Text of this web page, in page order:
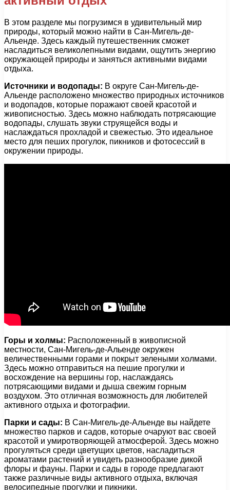
В этом разделе мы погрузимся в удивительный мир
природы, который можно найти в Сан-Мигель-де-
Альенде. Здесь каждый путешественник сможет
насладиться великолепными видами, ощутить энергию
окружающей природы и заняться активными видами
отдыха.
Источники и водопады: В округе Сан-Мигель-де-
Альенде расположено множество природных источников
и водопадов, которые поражают своей красотой и
живописностью. Здесь можно наблюдать потрясающие
водопады, слушать звуки струящейся воды и
наслаждаться прохладой и свежестью. Это идеальное
место для пеших прогулок, пикников и фотосессий в
окружении природы.
Горы и холмы: Расположенный в живописной
местности, Сан-Мигель-де-Альенде окружен
величественными горами и покрыт зелеными холмами.
Здесь можно отправиться на пешие прогулки и
восхождение на вершины гор, наслаждаясь
потрясающими видами и дыша свежим горным
воздухом. Это отличная возможность для любителей
активного отдыха и фотографии.
Парки и сады: В Сан-Мигель-де-Альенде вы найдете
множество парков и садов, которые очаруют вас своей
красотой и умиротворяющей атмосферой. Здесь можно
прогуляться среди цветущих цветов, насладиться
ароматами растений и увидеть разнообразие дикой
флоры и фауны. Парки и сады в городе предлагают
также различные виды активного отдыха, включая
велосипедные прогулки и пикники.